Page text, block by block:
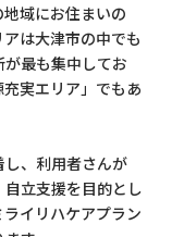
域にお住まいの
は大津市の中でも
最も集中してお
実エリア」でもあ
、利用者さんが
自立支援を目的とし
イリハケアプラン